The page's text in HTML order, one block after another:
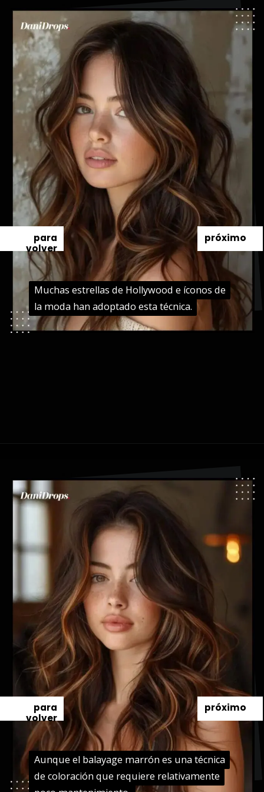
Muchas estrellas de Hollywood e íconos de
la moda han adoptado esta técnica.
Muchas estrellas de Hollywood e íconos de
la moda han adoptado esta técnica.
próximo
para
volver
Aunque el balayage marrón es una técnica
de coloración que requiere relativamente
Aunque el balayage marrón es una técnica
de coloración que requiere relativamente
próximo
para
volver